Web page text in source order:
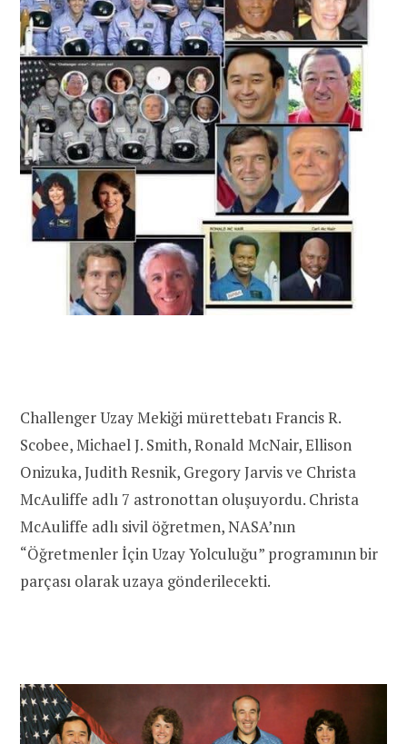
Challenger Uzay Mekiği mürettebatı Francis R.
Scobee, Michael J. Smith, Ronald McNair, Ellison
Onizuka, Judith Resnik, Gregory Jarvis ve Christa
McAuliffe adlı 7 astronottan oluşuyordu. Christa
McAuliffe adlı sivil öğretmen, NASA’nın
“Öğretmenler İçin Uzay Yolculuğu” programının bir
parçası olarak uzaya gönderilecekti.